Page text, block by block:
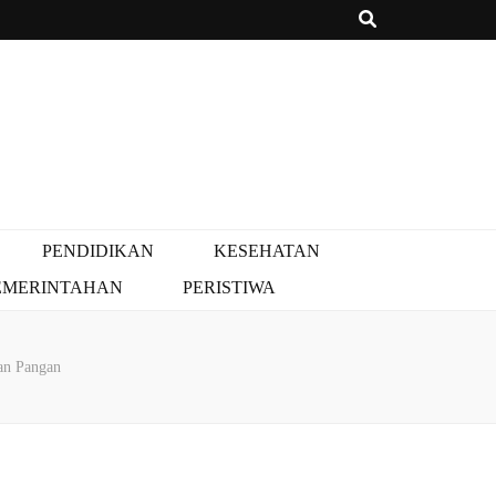
PENDIDIKAN
KESEHATAN
PERISTIWA
Pangan